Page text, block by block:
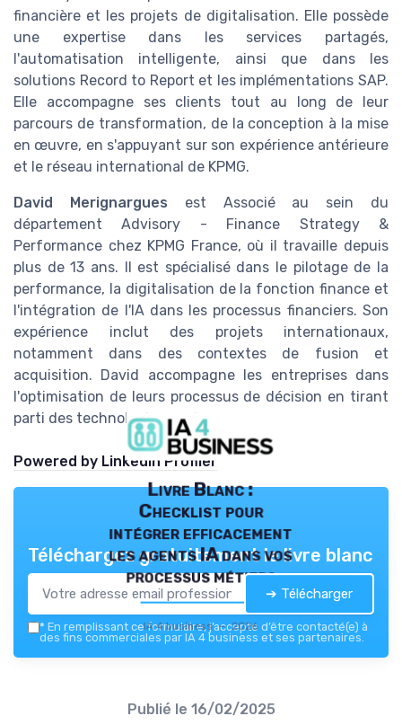
financière et les projets de digitalisation. Elle possède
une expertise dans les services partagés,
l'automatisation intelligente, ainsi que dans les
solutions Record to Report et les implémentations SAP.
Elle accompagne ses clients tout au long de leur
parcours de transformation, de la conception à la mise
en œuvre, en s'appuyant sur son expérience antérieure
et le réseau international de KPMG.
David Merignargues est Associé au sein du
département Advisory - Finance Strategy &
Performance chez KPMG France, où il travaille depuis
plus de 13 ans. Il est spécialisé dans le pilotage de la
performance, la digitalisation de la fonction finance et
l'intégration de l'IA dans les processus financiers. Son
expérience inclut des projets internationaux,
notamment dans des contextes de fusion et
acquisition. David accompagne les entreprises dans
l'optimisation de leurs processus de décision en tirant
parti des technologies modernes.
Powered by Linkedin Profiler
Livre Blanc :
Checklist pour
intégrer efficacement
les agents IA dans vos
processus métiers
IA 4 business — 2026
Téléchargez gratuitement le livre blanc
➔ Télécharger
* En remplissant ce formulaire, j’accepte d’être contacté(e) à
des fins commerciales par IA 4 business et ses partenaires.
Publié le 16/02/2025